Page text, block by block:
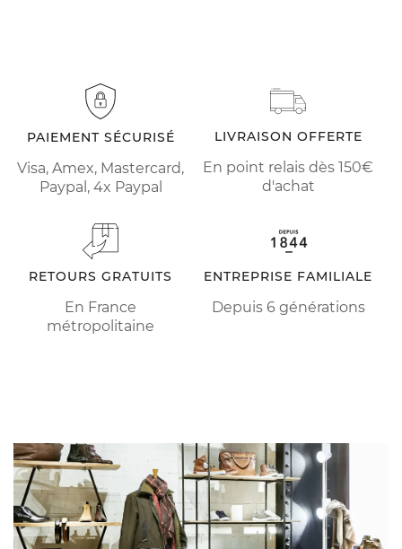
PAIEMENT SÉCURISÉ
Visa, Amex, Mastercard,
Paypal, 4x Paypal
LIVRAISON OFFERTE
En point relais dès 150€
d'achat
RETOURS GRATUITS
En France
métropolitaine
ENTREPRISE FAMILIALE
Depuis 6 générations